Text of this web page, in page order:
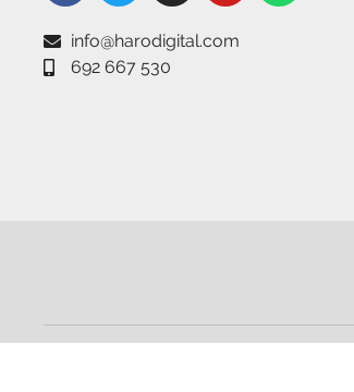
info@harodigital.com
692 667 530